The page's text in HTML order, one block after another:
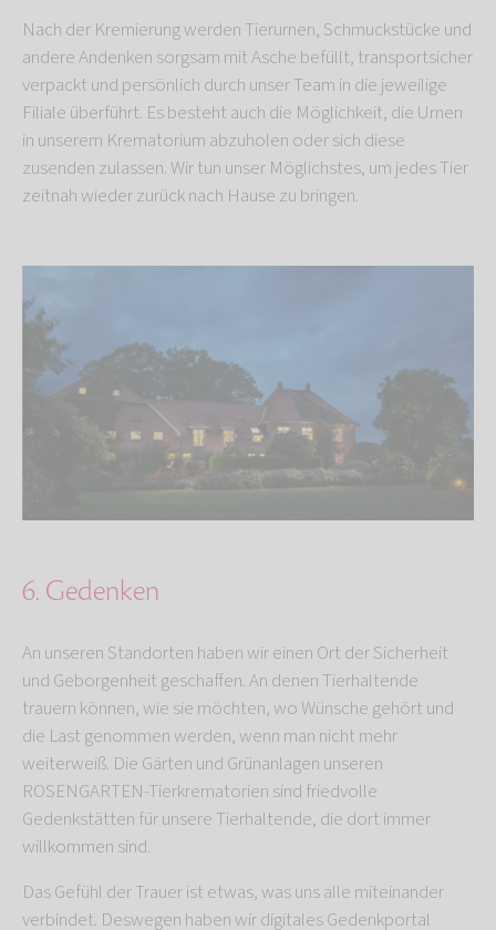
Nach der Kremierung werden Tierurnen, Schmuckstücke und
andere Andenken sorgsam mit Asche befüllt, transportsicher
verpackt und persönlich durch unser Team in die jeweilige
Filiale überführt. Es besteht auch die Möglichkeit, die Urnen
in unserem Krematorium abzuholen oder sich diese
zusenden zulassen. Wir tun unser Möglichstes, um jedes Tier
zeitnah wieder zurück nach Hause zu bringen.
6. Gedenken
An unseren Standorten haben wir einen Ort der Sicherheit
und Geborgenheit geschaffen. An denen Tierhaltende
trauern können, wie sie möchten, wo Wünsche gehört und
die Last genommen werden, wenn man nicht mehr
weiterweiß. Die Gärten und Grünanlagen unseren
ROSENGARTEN-Tierkrematorien sind friedvolle
Gedenkstätten für unsere Tierhaltende, die dort immer
willkommen sind.
Das Gefühl der Trauer ist etwas, was uns alle miteinander
verbindet. Deswegen haben wir digitales Gedenkportal